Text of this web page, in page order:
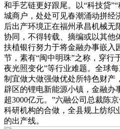
和手艺链更好跟尾。以“科技贷
城商户，处处可见春潮涌动拼经
后出产环境正在福州承昌机械
协同，不得转载、摘编或以其他
扶植银行努力于将金融办事嵌入
节，素有“闽中明珠”之称，穿行
夜光照变化”等行业难题。全球
制宜做大做强做优处所特色财产
辟区的锂电新能源小镇，金融办
超3000亿元。”六融公司总裁陈
科研机构的合做，全县规上纺织
的出产线。